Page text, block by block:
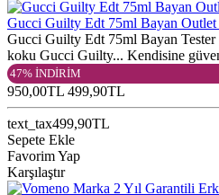
Gucci Guilty Edt 75ml Bayan Outlet
Gucci Guilty Edt 75ml Bayan
koku Gucci Guilty... Kendisine
47% İNDİRİM
950,00TL 499,90TL
text_tax499,90TL
Sepete Ekle
Favorim Yap
Karşılaştır